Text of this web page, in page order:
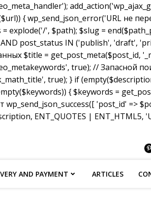
{ wp_send_json_error('URL не
explode('/', $path); $slug =
AND post_status IN ('publish', 'draft',
$title = get_post_meta($post_id,
true); // Запасной
true); } if
{ $keywords =
'post_id' =>
ENT_QUOTES | ENT_HTML5,
AND PAYMENT ARTICLES